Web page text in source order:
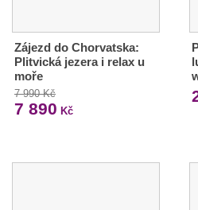
Zájezd do Chorvatska:
Plitvická jezera i relax u
moře
7 990 Kč
7 890 Kč